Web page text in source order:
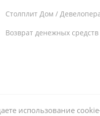
использование
Столплит Дом /
Возврат денежных средств